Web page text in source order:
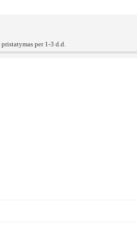
per 1-3 d.d.